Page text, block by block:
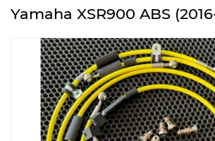
Yamaha XSR900 ABS